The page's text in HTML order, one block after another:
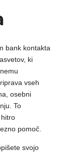
bank kontakta
ki
vseh
osebni
To
pomoč.
svojo